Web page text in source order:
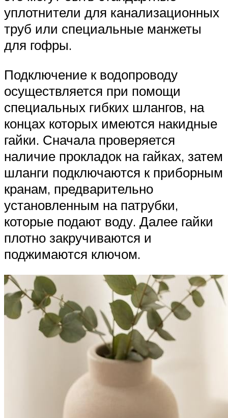
уплотнители для канализационных
труб или специальные манжеты
для гофры.
Подключение к водопроводу
осуществляется при помощи
специальных гибких шлангов, на
концах которых имеются накидные
гайки. Сначала проверяется
наличие прокладок на гайках, затем
шланги подключаются к приборным
кранам, предварительно
установленным на патрубки,
которые подают воду. Далее гайки
плотно закручиваются и
поджимаются ключом.